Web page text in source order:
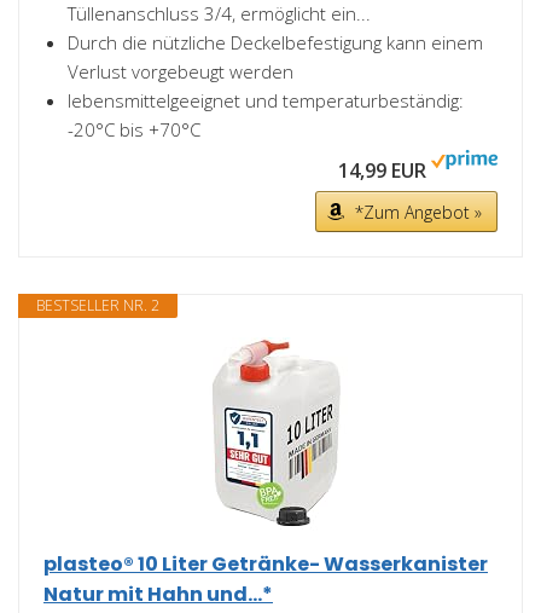
Tüllenanschluss 3/4, ermöglicht ein...
Durch die nützliche Deckelbefestigung kann einem
Verlust vorgebeugt werden
lebensmittelgeeignet und temperaturbeständig:
-20°C bis +70°C
14,99 EUR
*Zum Angebot »
BESTSELLER NR. 2
plasteo® 10 Liter Getränke- Wasserkanister
Natur mit Hahn und...*